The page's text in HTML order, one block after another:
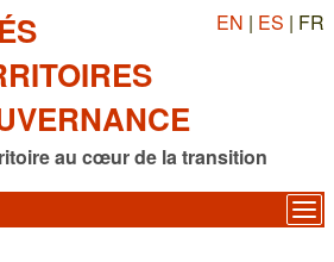
au cœur de la transition
EN | ES | FR